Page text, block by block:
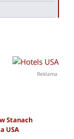
Reklama
Stanach
USA